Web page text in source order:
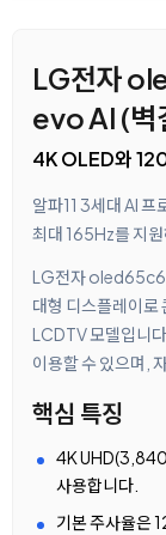
LG전자
evo AI (벽
4K OLED와
알파11 3세대 AI
최대 165Hz를 지
LG전자
대형 디스플레이로
LCDTV 모델입니
이용할 수 있으며,
핵심 특징
4K UHD(3,840
사용합니다.
기본 주사율은